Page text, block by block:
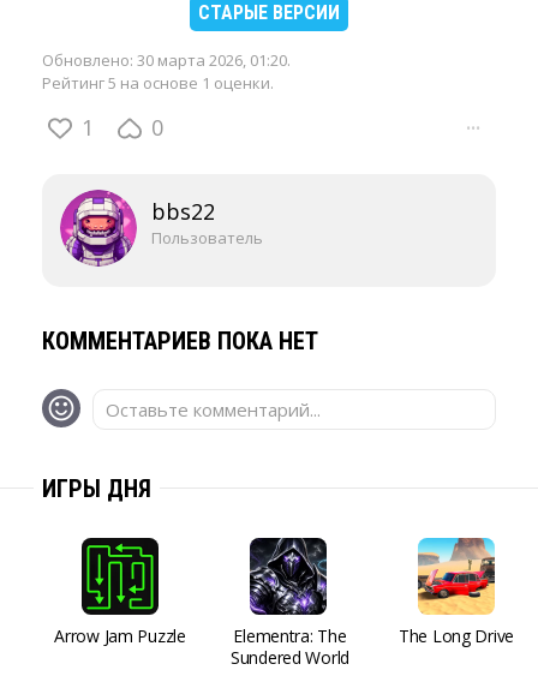
СТАРЫЕ ВЕРСИИ
Обновлено: 30 марта 2026, 01:20.
Рейтинг 5 на основе 1 оценки.
1 0 ···
bbs22
Пользователь
КОММЕНТАРИЕВ ПОКА НЕТ
Оставьте комментарий...
ИГРЫ ДНЯ
Arrow Jam Puzzle
Elementra: The
Sundered World
The Long Drive